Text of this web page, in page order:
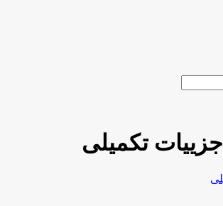
جزییات تکمیلی